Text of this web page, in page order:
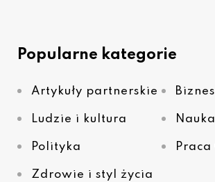
Popularne kategorie
Artykuły partnerskie
Ludzie i kultura
Polityka Praca
Zdrowie i styl życia